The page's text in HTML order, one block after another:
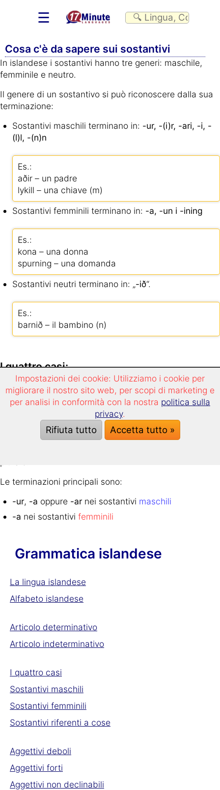
☰
Cosa c'è da sapere sui sostantivi
In islandese i sostantivi hanno tre generi: maschile,
femminile e neutro.
Il genere di un sostantivo si può riconoscere dalla sua
terminazione:
Sostantivi maschili terminano in: -ur, -(i)r, -ari, -i, -
(l)l, -(n)n
Es.:
aðir – un padre
lykill – una chiave (m)
Sostantivi femminili terminano in: -a, -un i -ining
Es.:
kona – una donna
spurning – una domanda
Sostantivi neutri terminano in: „-ið“.
Es.:
barnið – il bambino (n)
I quattro casi:
In islandese esistono 4 casi: nominativo (chi o cosa?),
genitivo (di chi?), dativo (a chi o a che cosa?) e
accusativo (chi o che cosa?).
Per i sostantivi ci sono diversi schemi di declinazione.
L’appartenenza di un sostantivo ad un determinato
gruppo dipende dalla sua forma in nominativo
Le terminazioni principali sono:
-ur, -a oppure -ar nei sostantivi maschili
-a nei sostantivi femminili
Grammatica islandese
La lingua islandese
Alfabeto islandese
Articolo determinativo
Articolo indeterminativo
I quattro casi
Sostantivi maschili
Sostantivi femminili
Sostantivi riferenti a cose
Aggettivi deboli
Aggettivi forti
Aggettivi non declinabili
Impostazioni dei cookie: Utilizziamo i cookie per
migliorare il nostro sito web, per scopi di marketing e
per analisi in conformità con la nostra politica sulla
privacy.
Rifiuta tutto Accetta tutto »